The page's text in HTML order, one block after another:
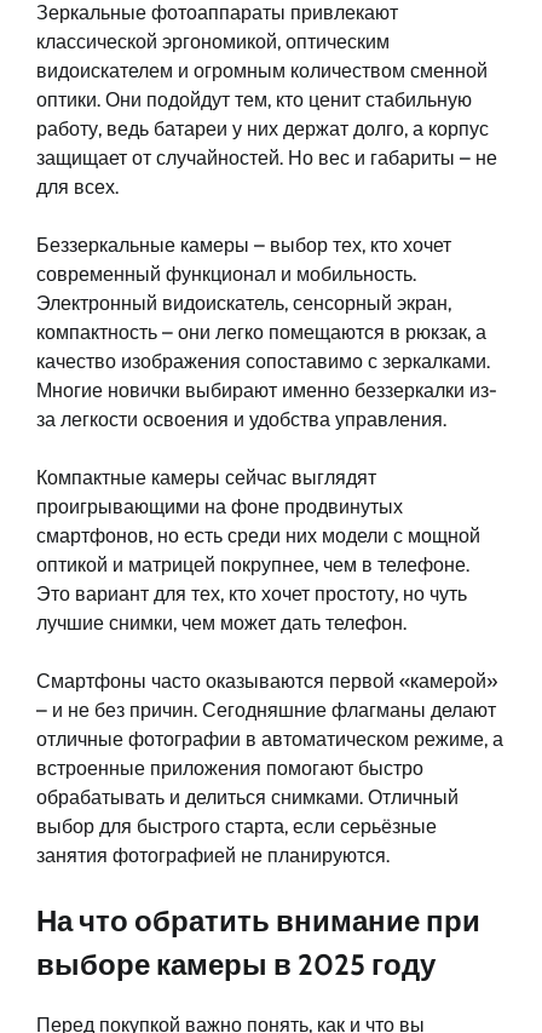
Зеркальные фотоаппараты привлекают
классической эргономикой, оптическим
видоискателем и огромным количеством сменной
оптики. Они подойдут тем, кто ценит стабильную
работу, ведь батареи у них держат долго, а корпус
защищает от случайностей. Но вес и габариты – не
для всех.
Беззеркальные камеры – выбор тех, кто хочет
современный функционал и мобильность.
Электронный видоискатель, сенсорный экран,
компактность – они легко помещаются в рюкзак, а
качество изображения сопоставимо с зеркалками.
Многие новички выбирают именно беззеркалки из-
за легкости освоения и удобства управления.
Компактные камеры сейчас выглядят
проигрывающими на фоне продвинутых
смартфонов, но есть среди них модели с мощной
оптикой и матрицей покрупнее, чем в телефоне.
Это вариант для тех, кто хочет простоту, но чуть
лучшие снимки, чем может дать телефон.
Смартфоны часто оказываются первой «камерой»
– и не без причин. Сегодняшние флагманы делают
отличные фотографии в автоматическом режиме, а
встроенные приложения помогают быстро
обрабатывать и делиться снимками. Отличный
выбор для быстрого старта, если серьёзные
занятия фотографией не планируются.
На что обратить внимание при
выборе камеры в 2025 году
Перед покупкой важно понять, как и что вы